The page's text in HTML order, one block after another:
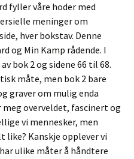
fyller våre hoder med
meninger om
hver bokstav. Denne
og Min Kamp rådende. I
bok 2 og sidene 66 til 68.
måte, men bok 2 bare
graver om mulig enda
overveldet, fascinert og
vi mennesker, men
like? Kanskje opplever vi
ulike måter å håndtere